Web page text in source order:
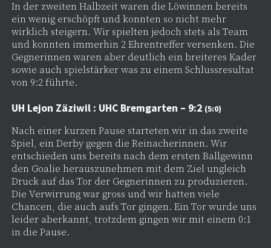
In der zweiten Halbzeit waren die Löwinnen bereits
ein wenig erschöpft und konnten so nicht mehr
wirklich steigern. Wir spielten jedoch stets als Team
und konnten immerhin 2 Ehrentreffer versenken. Die
Gegnerinnen waren aber deutlich ein breiteres Kader
sowie auch spielstärker was zu einem Schlussresultat
von 9:2 führte.
UH Lejon Zäziwil : UHC Bremgarten – 9:2 (5:0)
Nach einer kurzen Pause starteten wir in das zweite
Spiel, ein Derby gegen die Reinacherinnen. Wir
entschieden uns bereits nach dem ersten Ballgewinn
den Goalie herauszunehmen mit dem Ziel ungleich
Druck auf das Tor der Gegnerinnen zu produzieren.
Die Verwirrung war gross und wir hatten viele
Chancen, die auch aufs Tor gingen. Ein Tor wurde uns
leider aberkannt, trotzdem gingen wir mit einem 0:1
in die Pause.